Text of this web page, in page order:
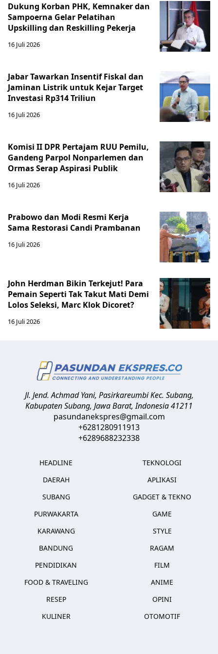
Dukung Korban PHK, Kemnaker dan
Sampoerna Gelar Pelatihan
Upskilling dan Reskilling Pekerja
16 Juli 2026
Jabar Tawarkan Insentif Fiskal dan
Jaminan Listrik untuk Kejar Target
Investasi Rp314 Triliun
16 Juli 2026
Komisi II DPR Pertajam RUU Pemilu,
Gandeng Parpol Nonparlemen dan
Ormas Serap Aspirasi Publik
16 Juli 2026
Prabowo dan Modi Resmi Kerja
Sama Restorasi Candi Prambanan
16 Juli 2026
John Herdman Bikin Terkejut! Para
Pemain Seperti Tak Takut Mati Demi
Lolos Seleksi, Marc Klok Dicoret?
16 Juli 2026
Jl. Jend. Achmad Yani, Pasirkareumbi Kec. Subang,
Kabupaten Subang, Jawa Barat,Indonesia41211
pasundanekspres@gmail.com
+6281280911913
+6289688232338
HEADLINE
DAERAH
SUBANG
PURWAKARTA
KARAWANG
BANDUNG
PENDIDIKAN
FOOD & TRAVELING
RESEP
KULINER
TEKNOLOGI
APLIKASI
GADGET & TEKNO
GAME
STYLE
RAGAM
FILM
ANIME
OPINI
OTOMOTIF